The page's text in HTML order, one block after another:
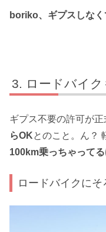
boriko、ギプスしな
ロードバイ
ギプス不要の許可が正
らOKとのこと。ん？
100km乗っちゃって
ロードバイクに